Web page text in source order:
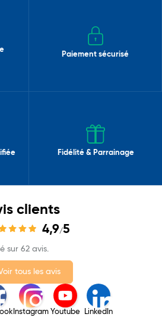
Paiement sécurisé
Fidélité & Parrainage
clients
4,9/5
sur 62 avis.
tous les avis
Instagram Youtube LinkedIn